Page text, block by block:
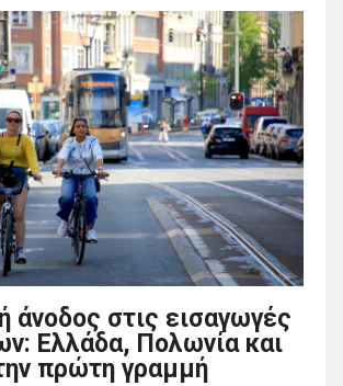
άνοδος στις εισαγωγές
Ελλάδα, Πολωνία και
πρώτη γραμμή